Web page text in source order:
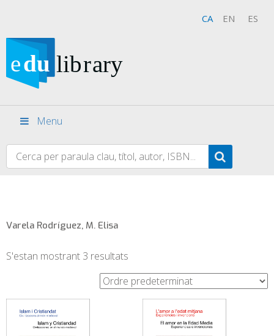
CA EN ES
Menu
Varela Rodríguez, M. Elisa
S'estan mostrant 3 resultats